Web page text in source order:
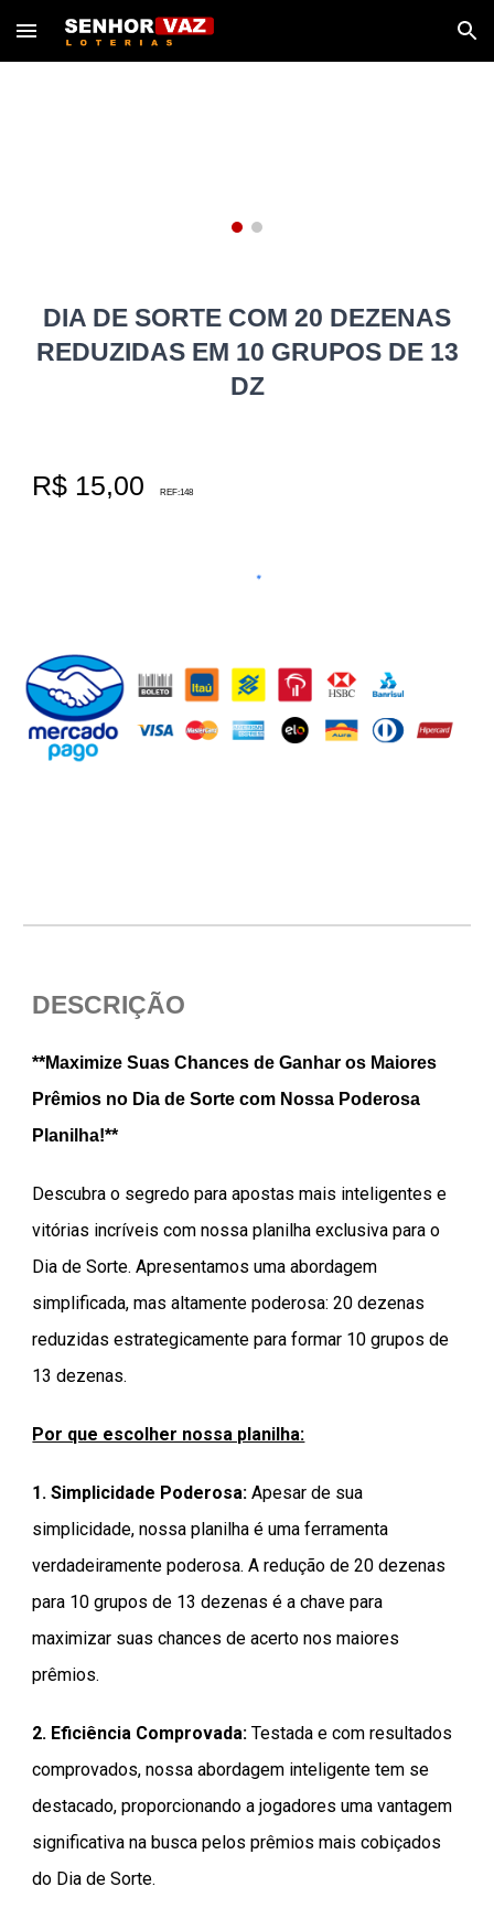
Skip to main content Skip to navigation
DIA DE SORTE COM 20 DEZENAS
REDUZIDAS EM 10 GRUPOS DE 13
DZ
R$ 15,00REF:148
DESCRIÇÃO
**Maximize Suas Chances de Ganhar os Maiores
Prêmios no Dia de Sorte com Nossa Poderosa
Planilha!**
Descubra o segredo para apostas mais inteligentes e
vitórias incríveis com nossa planilha exclusiva para o
Dia de Sorte. Apresentamos uma abordagem
simplificada, mas altamente poderosa: 20 dezenas
reduzidas estrategicamente para formar 10 grupos de
13 dezenas.
Por que escolher nossa planilha:
1. Simplicidade Poderosa: Apesar de sua
simplicidade, nossa planilha é uma ferramenta
verdadeiramente poderosa. A redução de 20 dezenas
para 10 grupos de 13 dezenas é a chave para
maximizar suas chances de acerto nos maiores
prêmios.
2. Eficiência Comprovada: Testada e com resultados
comprovados, nossa abordagem inteligente tem se
destacado, proporcionando a jogadores uma vantagem
significativa na busca pelos prêmios mais cobiçados
do Dia de Sorte.